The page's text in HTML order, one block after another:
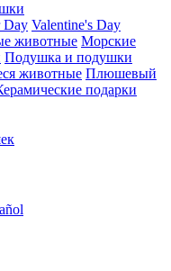
Day Valentine's Day
животные Морские
Подушка и подушки
животные Плюшевый
подарки